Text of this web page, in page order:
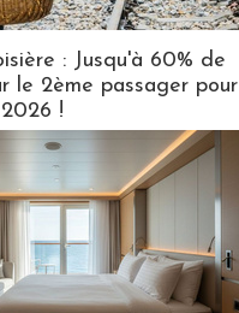
: Jusqu'à 60% de
le 2ème passager pour
!